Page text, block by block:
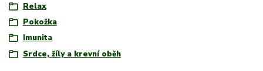
Relax
Pokožka
Imunita
Srdce, žíly a krevní oběh